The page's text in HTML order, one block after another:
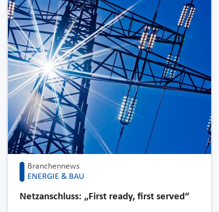
Branchennews
ENERGIE & BAU
Netzanschluss: „First ready, first served“